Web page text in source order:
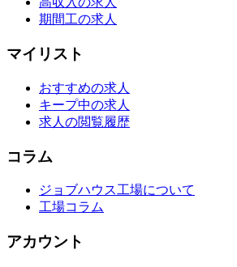
期間工の求人
マイリスト
おすすめの求人
キープ中の求人
求人の閲覧履歴
コラム
ジョブハウス工場について
工場コラム
アカウント